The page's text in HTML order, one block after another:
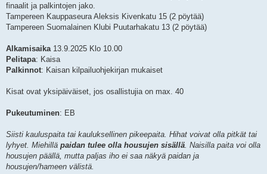
finaalit ja palkintojen jako.
Tampereen Kauppaseura Aleksis Kivenkatu 15 (2 pöytää)
Tampereen Suomalainen Klubi Puutarhakatu 13 (2 pöytää)
Alkamisaika 13.9.2025 Klo 10.00
Pelitapa: Kaisa
Palkinnot: Kaisan kilpailuohjekirjan mukaiset
Kisat ovat yksipäiväiset, jos osallistujia on max. 40
Pukeutuminen: EB
Siisti kauluspaita tai kauluksellinen pikeepaita. Hihat voivat olla pitkät tai
lyhyet. Miehillä paidan tulee olla housujen sisällä . Naisilla paita voi olla
housujen päällä, mutta paljas iho ei saa näkyä paidan ja
housujen/hameen välistä.